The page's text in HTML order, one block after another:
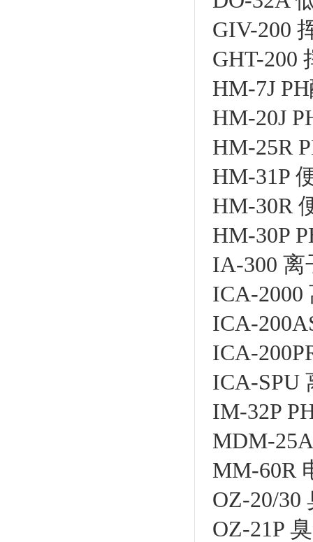
GIV-200
GHT-200
HM-7J
HM-20J
HM-25R
HM-31P
HM-30R
HM-30P
IA-300 离
ICA-2000
ICA-
ICA-
ICA-SPU
IM-32P
MDM-
MM-60R
OZ-20/30
OZ-21P